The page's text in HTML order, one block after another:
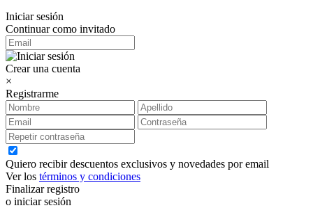
Iniciar sesión
Continuar como invitado
Crear una cuenta
×
Registrarme
Quiero recibir descuentos exclusivos y novedades por email
Ver los términos y condiciones
Finalizar registro
o iniciar sesión